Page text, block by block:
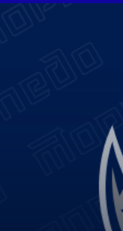
Текстовые
Фотобанк